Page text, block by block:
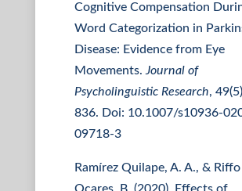
Cognitive Compensation
Word Categorization in
Disease: Evidence from Eye
Movements.Journal of
Psycholinguistic Research,
836. Doi: 10.1007/s10936-
09718-3
Ramírez Quilape, A. A., & Riffo